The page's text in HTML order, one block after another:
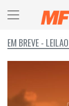
EM BREVE -